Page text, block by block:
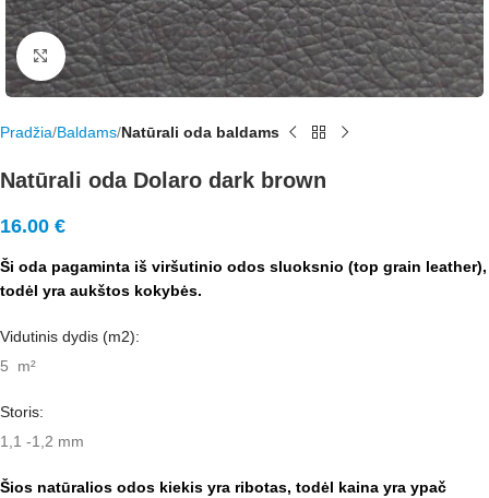
Rodyti nuotrauką visame ekrane
Pradžia Baldams Natūrali oda baldams
Natūrali oda Dolaro dark brown
16.00 €
Ši oda pagaminta iš viršutinio odos sluoksnio (top grain leather),
todėl yra aukštos kokybės.
Vidutinis dydis (m2):
5 m²
Storis:
1,1 -1,2 mm
Šios natūralios odos kiekis yra ribotas, todėl kaina yra ypač